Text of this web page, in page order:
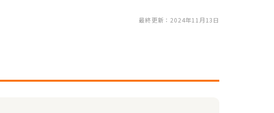
最終更新：2024年11月13日